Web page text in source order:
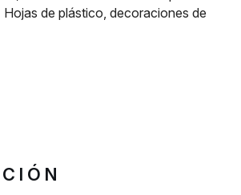
de plástico, decoraciones de